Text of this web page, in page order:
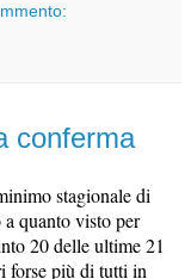
conferma
stagionale di
quanto visto per
20 delle ultime 21
forse più di tutti in